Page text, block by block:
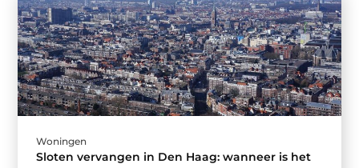
Woningen
Sloten vervangen in Den Haag: wanneer is het